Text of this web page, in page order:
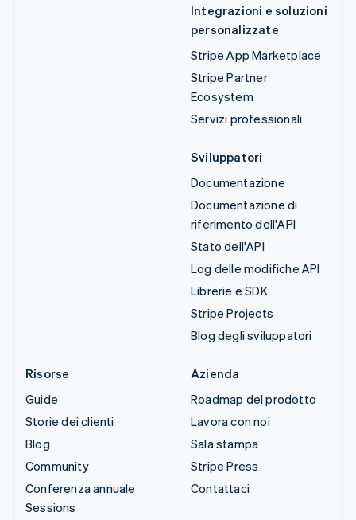
Integrazioni e soluzioni
personalizzate
Stripe App Marketplace
Stripe Partner
Ecosystem
Servizi professionali
Sviluppatori
Documentazione
Documentazione di
riferimento dell'API
Stato dell'API
Log delle modifiche API
Librerie e SDK
Stripe Projects
Blog degli sviluppatori
Risorse
Guide
Storie dei clienti
Blog
Community
Conferenza annuale
Sessions
Azienda
Roadmap del prodotto
Lavora con noi
Sala stampa
Stripe Press
Contattaci